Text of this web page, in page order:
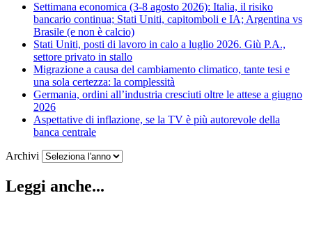
Settimana economica (3-8 agosto 2026): Italia, il risiko
bancario continua; Stati Uniti, capitomboli e IA; Argentina vs
Brasile (e non è calcio)
Stati Uniti, posti di lavoro in calo a luglio 2026. Giù P.A.,
settore privato in stallo
Migrazione a causa del cambiamento climatico, tante tesi e
una sola certezza: la complessità
Germania, ordini all’industria cresciuti oltre le attese a giugno
2026
Aspettative di inflazione, se la TV è più autorevole della
banca centrale
Archivi
Leggi anche...